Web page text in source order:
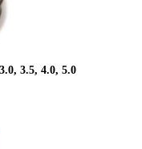
3.5, 4.0, 5.0